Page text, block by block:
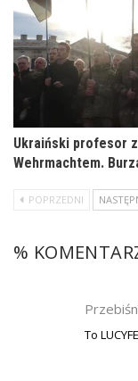
Ukraiński profesor
Wehrmachtem.
POPRZEDNI
%
To